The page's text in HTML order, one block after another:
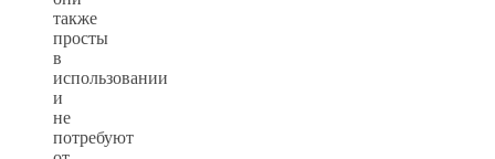
также
просты
в
использовании
и
не
потребуют